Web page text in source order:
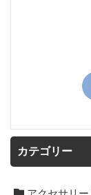
カテゴリー